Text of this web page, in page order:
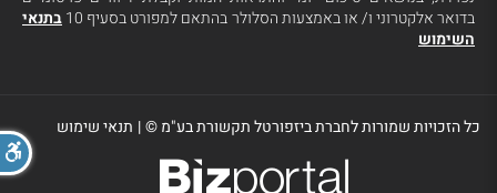
בדואר אלקטרוני ו/ או באמצעות הסלולר בהתאם למפורט בסעיף 10
בתנאי
השימוש
כל הזכויות שמורות לחברת ביזפורטל תקשורת בע"מ ©| תנאי שימוש